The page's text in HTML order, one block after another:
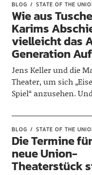
BLOG STATE OF THE
Wie aus
Karims
vielleicht das
Generation
Jens Keller und die
Theater, um sich
Spiel“ anzusehen.
BLOG STATE OF THE
Die Termine
neue Union-
Theaterstück